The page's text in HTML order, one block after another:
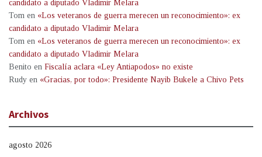
candidato a diputado Vladimir Melara
Tom en «Los veteranos de guerra merecen un reconocimiento»: ex
candidato a diputado Vladimir Melara
Tom en «Los veteranos de guerra merecen un reconocimiento»: ex
candidato a diputado Vladimir Melara
Benito en Fiscalía aclara «Ley Antiapodos» no existe
Rudy en «Gracias, por todo»: Presidente Nayib Bukele a Chivo Pets
Archivos
agosto 2026